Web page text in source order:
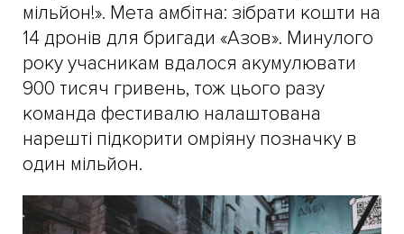
мільйон!». Мета амбітна: зібрати кошти на
14 дронів для бригади «Азов». Минулого
року учасникам вдалося акумулювати
900 тисяч гривень, тож цього разу
команда фестивалю налаштована
нарешті підкорити омріяну позначку в
один мільйон.